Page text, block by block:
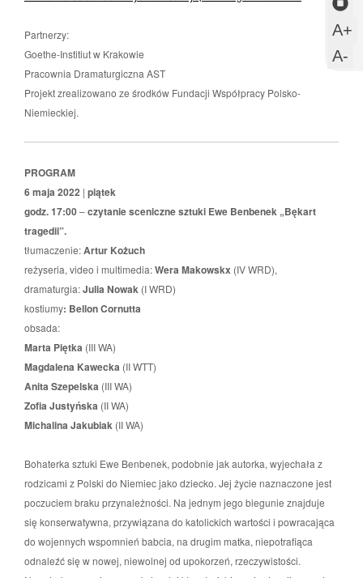
A+
A-
Partnerzy:
Goethe-Institiut w Krakowie
Pracownia Dramaturgiczna AST
Projekt zrealizowano ze środków Fundacji Współpracy Polsko-
Niemieckiej.
PROGRAM
6 maja 2022 | piątek
godz. 17:00–czytanie sceniczne sztuki Ewe Benbenek „Bękart
tragedii”.
tłumaczenie:Artur Kożuch
reżyseria, video i multimedia:Wera Makowskx (IV WRD),
dramaturgia:Julia Nowak (I WRD)
kostiumy: Bellon Cornutta
obsada:
Marta Piętka (III WA)
Magdalena Kawecka (II WTT)
Anita Szepelska (III WA)
Zofia Justyńska (II WA)
Michalina Jakubiak (II WA)
Bohaterka sztuki Ewe Benbenek, podobnie jak autorka, wyjechała z
rodzicami z Polski do Niemiec jako dziecko. Jej życie naznaczone jest
poczuciem braku przynależności. Na jednym jego biegunie znajduje
się konserwatywna, przywiązana do katolickich wartości i powracająca
do wojennych wspomnień babcia, na drugim matka, niepotrafiąca
odnaleźć się w nowej, niewolnej od upokorzeń, rzeczywistości.